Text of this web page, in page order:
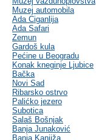
Muzej automobila
Ada Ciganlija
Ada Safari
Zemun
Gardoš kula
Pećine u Beogradu
Konak kneginje Ljubice
Bačka
Novi Sad
Ribarsko ostrvo
Palićko jezero
Subotica
Salaš Bošnjak
Banja Junaković
Banja Kanjiža